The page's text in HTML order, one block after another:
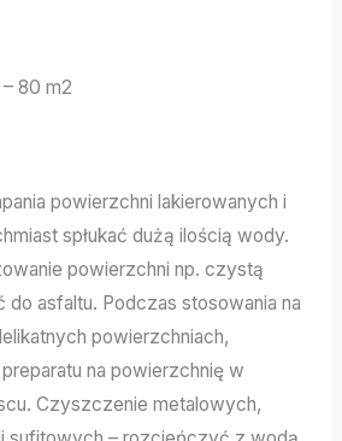
80 m2
powierzchni lakierowanych i
spłukać dużą ilością wody.
powierzchni np. czystą
asfaltu. Podczas stosowania na
powierzchniach,
na powierzchnię w
Czyszczenie metalowych,